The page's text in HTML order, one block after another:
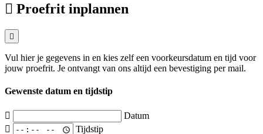
Proefrit inplannen
Vul hier je gegevens in en kies zelf een voorkeursdatum en tijd voor
jouw proefrit. Je ontvangt van ons altijd een bevestiging per mail.
Gewenste datum en tijdstip
Datum
Tijdstip